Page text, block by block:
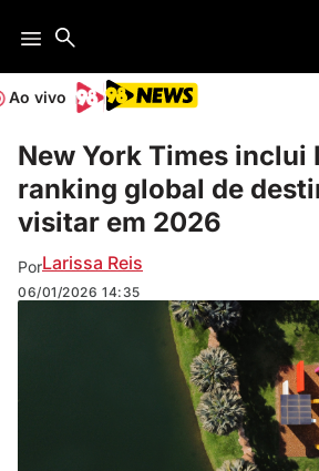
Ao vivo
New York Times inclui
ranking global de
visitar em 2026
PorLarissa Reis
06/01/2026 14:35